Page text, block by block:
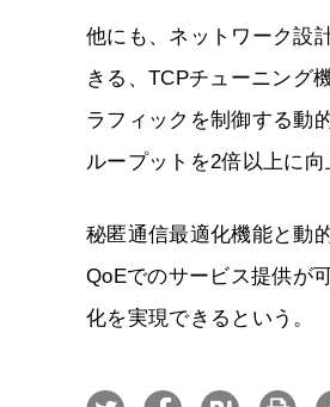
他にも、ネットワーク設
きる、TCPチューニング
ラフィックを制御する動
ループットを2倍以上に向
秘匿通信最適化機能と動
QoEでのサービス提供が
化を実現できるという。